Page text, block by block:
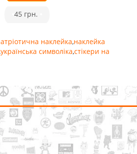
45 грн.
наклейка,наклейка
українська символіка,стікери на